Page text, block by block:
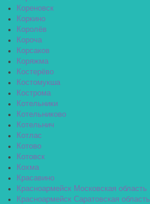
Кореновск
Коркино
Королёв
Короча
Корсаков
Коряжма
Костерёво
Костомукша
Кострома
Котельники
Котельниково
Котельнич
Котлас
Котово
Котовск
Кохма
Красавино
Красноармейск Московская область
Красноармейск Саратовская область